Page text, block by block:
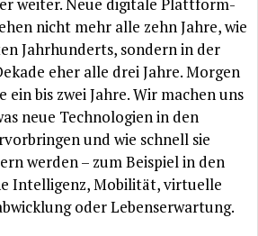
nicht mehr alle zehn Jahre, wie
Jahrhunderts, sondern in der
eher alle drei Jahre. Morgen
bis zwei Jahre. Wir machen uns
neue Technologien in den
und wie schnell sie
werden – zum Beispiel in den
Intelligenz,Mobilität, virtuelle
oder Lebenserwartung.